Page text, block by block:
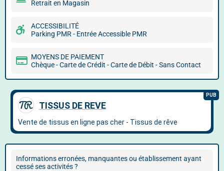
Retrait en Magasin
ACCESSIBILITÉ
Parking PMR - Entrée Accessible PMR
MOYENS DE PAIEMENT
Chèque - Carte de Crédit - Carte de Débit - Sans Contact
Informations erronées, manquantes ou établissement ayant
cessé ses activités ?